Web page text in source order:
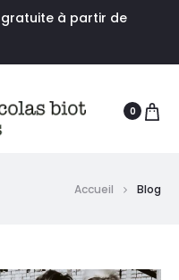
gratuite à partir de
0
Accueil Blog